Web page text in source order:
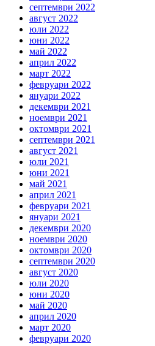
септември 2022
август 2022
юли 2022
юни 2022
май 2022
април 2022
март 2022
февруари 2022
януари 2022
декември 2021
ноември 2021
октомври 2021
септември 2021
август 2021
юли 2021
юни 2021
май 2021
април 2021
февруари 2021
януари 2021
декември 2020
ноември 2020
октомври 2020
септември 2020
август 2020
юли 2020
юни 2020
май 2020
април 2020
март 2020
февруари 2020